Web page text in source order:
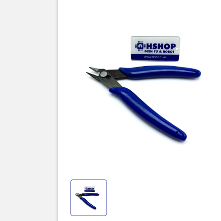
nhẹ
dụng
Sản
Robot,
Thông số
Chất liệu
Chiều dài
Chiều dài
Khả năng
Khối
Tay cầm:
Ứng